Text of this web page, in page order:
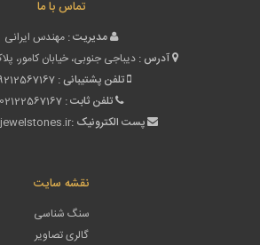
تماس با ما
مدیریت : مهندس ایرانی
آدرس : دیباجی جنوبی، خیابان کامور، پلاک ۱۴۰
تلفن پشتیبانی :
تلفن ثابت : 02122567167
پست الکترونیک :
نقشه سایت
سنگ شناسی
گالری تصاویر